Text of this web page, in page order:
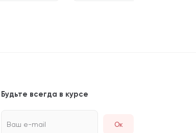
Будьте всегда в курсе
Ваш e-mail